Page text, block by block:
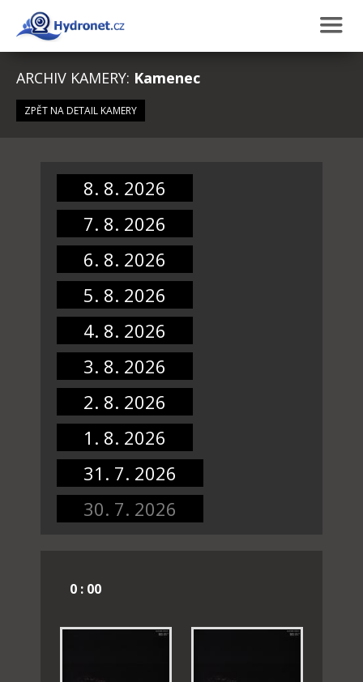
ARCHIV KAMERY: Kamenec
ZPĚT NA DETAIL KAMERY
8. 8. 2026
7. 8. 2026
6. 8. 2026
5. 8. 2026
4. 8. 2026
3. 8. 2026
2. 8. 2026
1. 8. 2026
31. 7. 2026
30. 7. 2026
0 : 00